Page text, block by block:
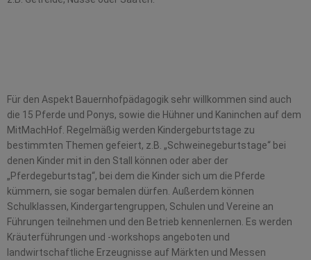
Für den Aspekt Bauernhofpädagogik sehr willkommen sind auch
die 15 Pferde und Ponys, sowie die Hühner und Kaninchen auf dem
MitMachHof. Regelmäßig werden Kindergeburtstage zu
bestimmten Themen gefeiert, z.B. „Schweinegeburtstage“ bei
denen Kinder mit in den Stall können oder aber der
„Pferdegeburtstag“, bei dem die Kinder sich um die Pferde
kümmern, sie sogar bemalen dürfen. Außerdem können
Schulklassen, Kindergartengruppen, Schulen und Vereine an
Führungen teilnehmen und den Betrieb kennenlernen. Es werden
Kräuterführungen und -workshops angeboten und
landwirtschaftliche Erzeugnisse auf Märkten und Messen